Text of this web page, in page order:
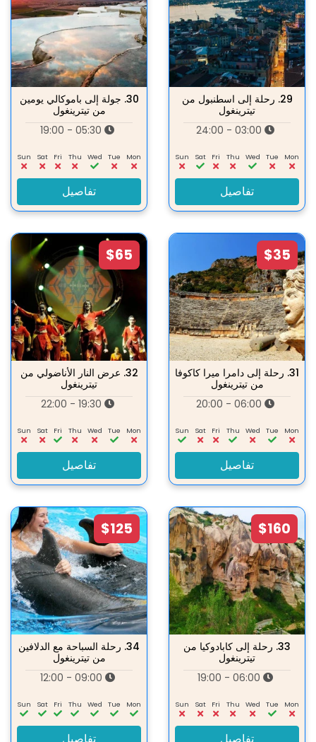
29. رحلة إلى اسطنبول من
تيترينغول
Mon
Tue
Wed
Thu
Fri
Sat
Sun
تفاصيل
30. جولة إلى باموكالي يومين
من تيترينغول
Mon
Tue
Wed
Thu
Fri
Sat
Sun
تفاصيل
$35
31. رحلة إلى دامرا ميرا كاكوفا
من تيترينغول
Mon
Tue
Wed
Thu
Fri
Sat
Sun
تفاصيل
$65
32. عرض النار الأناضولي من
تيترينغول
Mon
Tue
Wed
Thu
Fri
Sat
Sun
تفاصيل
$160
33. رحلة إلى كابادوكيا من
تيترينغول
Mon
Tue
Wed
Thu
Fri
Sat
Sun
$125
34. رحلة السباحة مع الدلافين
من تيترينغول
Mon
Tue
Wed
Thu
Fri
Sat
Sun